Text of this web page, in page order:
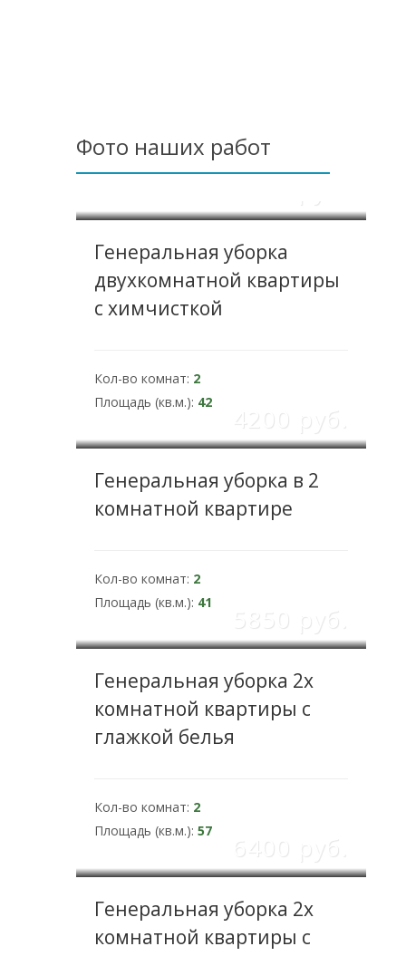
Фото наших работ
Генеральная уборка
двухкомнатной квартиры
с химчисткой
Кол-во комнат: 2
Площадь (кв.м.): 42
4200 pуб.
Генеральная уборка в 2
комнатной квартире
Кол-во комнат: 2
Площадь (кв.м.): 41
Генеральная уборка 2х
комнатной квартиры с
глажкой белья
Кол-во комнат: 2
Площадь (кв.м.): 57
6400 pуб.
Генеральная уборка 2х
комнатной квартиры с